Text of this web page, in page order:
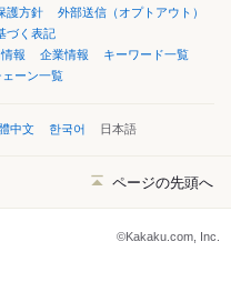
護方針
外部送信（オプトアウト）
づく表記
報 企業情報
キーワード一覧
ェーン一覧
中文 한국어 日本語
ページの先頭へ
©Kakaku.com, Inc.